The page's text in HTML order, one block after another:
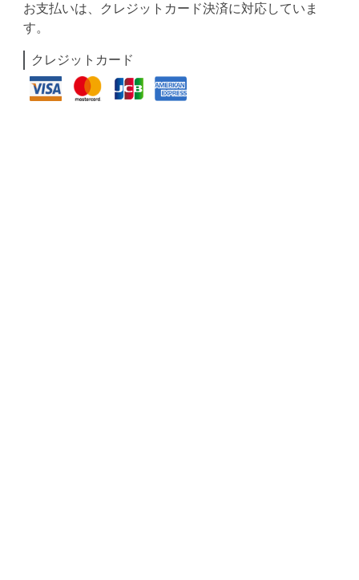
お支払いは、クレジットカード決済に対応していま
す。
クレジットカード